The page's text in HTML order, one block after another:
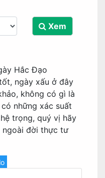
Xem
Hắc Đạo
ngày xấu ở đây
không có gì là
những xác suất
trọng, quý vị hãy
ngoài đời thực tư